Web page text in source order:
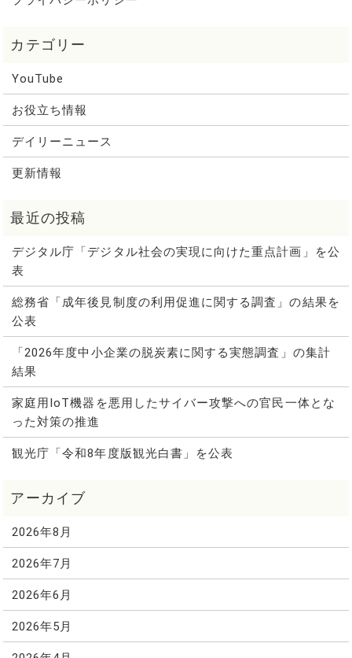
YouTube
お役立ち情報
デイリーニュース
更新情報
デジタル庁「デジタル社会の実現に向けた重点計画」を公
表
総務省「成年後見制度の利用促進に関する調査」の結果を
公表
「2026年度中小企業の脱炭素に関する実態調査」の集計
結果
家庭用IoT機器を悪用したサイバー攻撃への官民一体とな
った対策の推進
観光庁「令和8年度版観光白書」を公表
2026年8月
2026年7月
2026年6月
2026年5月